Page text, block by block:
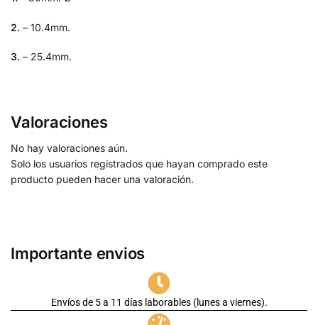
2. – 10.4mm.
3. – 25.4mm.
Valoraciones
No hay valoraciones aún.
Solo los usuarios registrados que hayan comprado este
producto pueden hacer una valoración.
Importante envios
Envíos de 5 a 11 días laborables (lunes a viernes).